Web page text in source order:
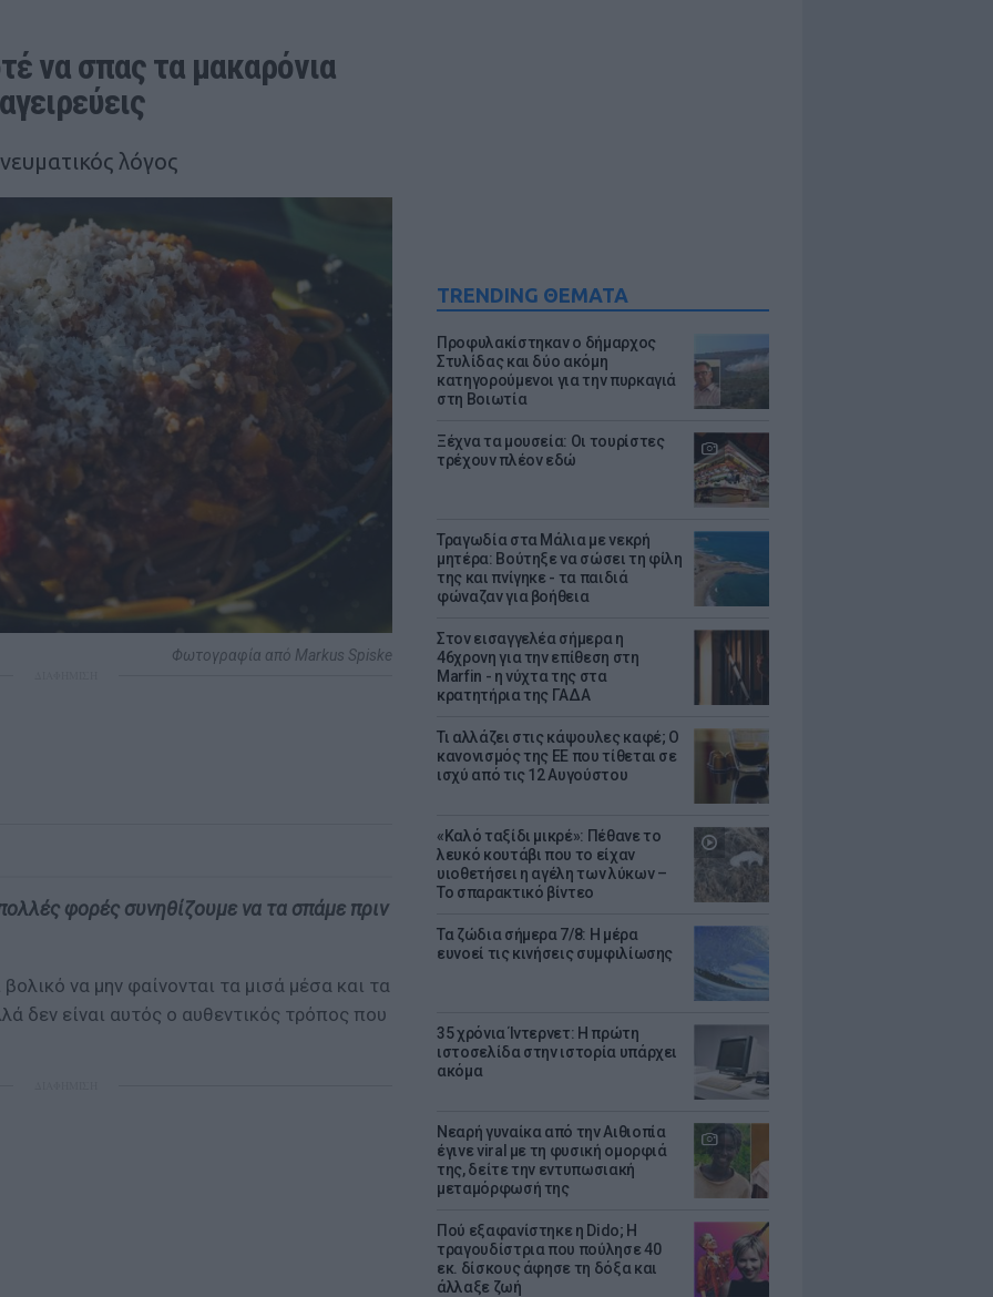
TRENDING ΘΕΜΑΤΑ
Προφυλακίστηκαν ο δήμαρχος
Στυλίδας και δύο ακόμη
κατηγορούμενοι για την πυρκαγιά
στη Βοιωτία
Ξέχνα τα μουσεία: Οι τουρίστες
τρέχουν πλέον εδώ
Τραγωδία στα Μάλια με νεκρή
μητέρα: Βούτηξε να σώσει τη φίλη
της και πνίγηκε - τα παιδιά
φώναζαν για βοήθεια
Στον εισαγγελέα σήμερα η
46χρονη για την επίθεση στη
Marfin - η νύχτα της στα
κρατητήρια της ΓΑΔΑ
Τι αλλάζει στις κάψουλες καφέ; Ο
κανονισμός της ΕΕ που τίθεται σε
ισχύ από τις 12 Αυγούστου
«Καλό ταξίδι μικρέ»: Πέθανε το
λευκό κουτάβι που το είχαν
υιοθετήσει η αγέλη των λύκων –
Το σπαρακτικό βίντεο
Τα ζώδια σήμερα 7/8: Η μέρα
ευνοεί τις κινήσεις συμφιλίωσης
35 χρόνια Ίντερνετ: Η πρώτη
ιστοσελίδα στην ιστορία υπάρχει
ακόμα
Νεαρή γυναίκα από την Αιθιοπία
έγινε viral με τη φυσική ομορφιά
της, δείτε την εντυπωσιακή
μεταμόρφωσή της
Πού εξαφανίστηκε η Dido; Η
τραγουδίστρια που πούλησε 40
εκ. δίσκους άφησε τη δόξα και
άλλαξε ζωή
να σπας τα μακαρόνια
λόγος
Φωτογραφία από Markus Spiske
φορές συνηθίζουμε να τα σπάμε πριν
να μην φαίνονται τα μισά μέσα και τα
δεν είναι αυτός ο αυθεντικός τρόπος που